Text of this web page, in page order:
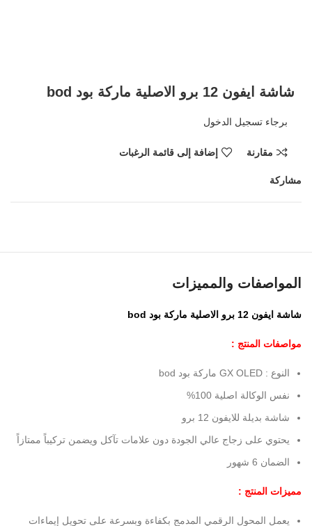
شاشة ايفون 12 برو الاصلية ماركة بود bod
برجاء تسجيل الدخول
مقارنة إضافة إلى قائمة الرغبات
مشاركة
المواصفات والمميزات
شاشة ايفون 12 برو الاصلية ماركة بود bod
مواصفات المنتج :
النوع : GX OLED ماركة بود bod
نفس الوكالة اصلية 100%
شاشة بديلة للايفون 12 برو
يحتوي على زجاج عالي الجودة دون علامات تآكل ويضمن تركيباً ممتازاً
الضمان 6 شهور
مميزات المنتج :
يعمل المحول الرقمي المدمج بكفاءة وبسرعة على تحويل إيماءات